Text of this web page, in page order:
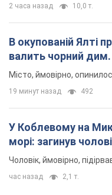
2 часа назад 10,0 т.
В окупованій Ялті
валить чорний дим.
Місто, ймовірно,
19 минут назад 492
У Коблевому на
морі: загинув
Чоловік, ймовірно,
час назад 2,1 т.